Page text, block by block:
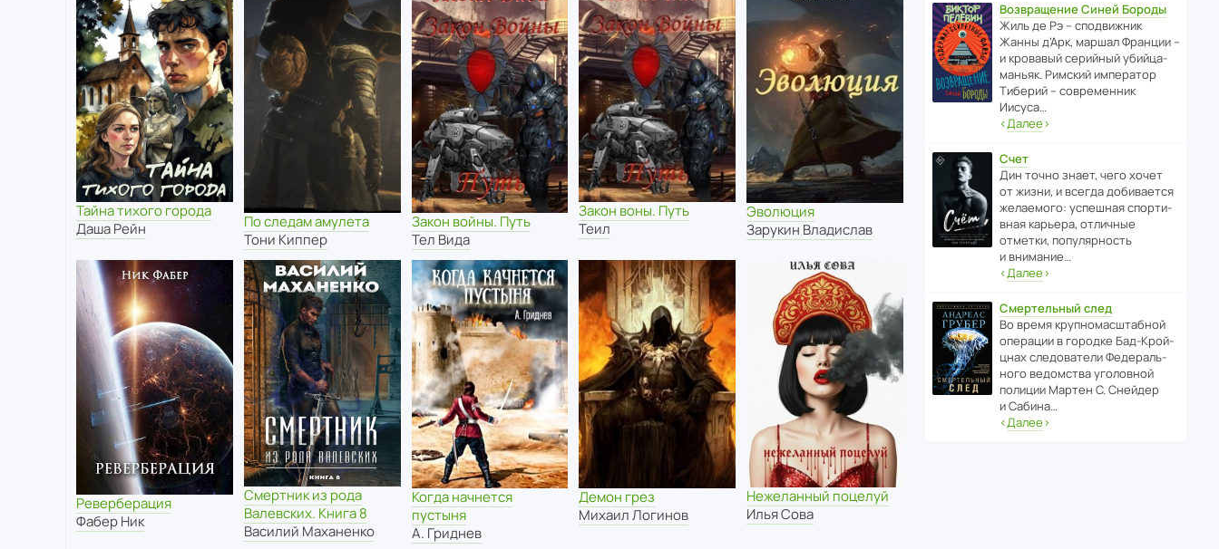
Тайна тихого города
Даша Рейн
По следам амулета
Тони Киппер
Закон войны. Путь
Тел Вида
Закон воны. Путь
Теил
Эволюция
Зарукин Владислав
Реверберация
Фабер Ник
Смертник из рода
Валевских. Книга 8
Василий Маханенко
Когда начнется
пустыня
А. Гриднев
Демон грез
Михаил Логинов
Нежеланный поцелуй
Илья Сова
Возвращение Синей Бороды
Жиль де Рэ – спод­ви­жник
Жанны д’Арк, маршал Франции –
и кровавый серийный убийца-
маньяк. Римский импе­ратор
Тиберий – совре­менник
Иисуса…
‹Далее›
Счет
Дин точно знает, чего хочет
от жизни, и всегда доби­ва­ется
жела­е­мого: успе­шная спор­ти­
вная карьера, отли­чные
отметки, попу­ля­р­ность
и внимание…
‹Далее›
Смертельный след
Во время круп­но­мас­ш­та­бной
операции в городке Бад‑Крой­
цнах следо­ва­тели Феде­раль­
ного ведомства уголо­вной
полиции Мартен С. Снейдер
и Сабина…
‹Далее›